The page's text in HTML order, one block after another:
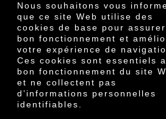
Nous souhaitons vous
que ce site Web utilise des
cookies de base pour
bon fonctionnement et
votre expérience de
Ces cookies sont essentiels
bon fonctionnement du site
et ne collectent pas
d’informations personnelles
identifiables.
Certificats
Prix
Innovation